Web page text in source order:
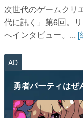
次世代のゲームクリ
代に訊く」第6回。
へインタビュー。... [
AD
勇者パーティはぜ